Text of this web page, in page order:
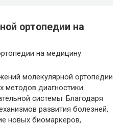
ортопедии на
молекулярной ортопедии
методов диагностики
системы. Благодаря
развития болезней,
новых биомаркеров,